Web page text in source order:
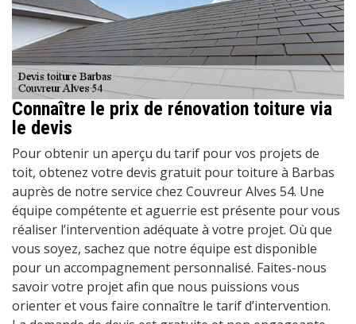
Connaître le prix de rénovation toiture via
le devis
Pour obtenir un aperçu du tarif pour vos projets de
toit, obtenez votre devis gratuit pour toiture à Barbas
auprès de notre service chez Couvreur Alves 54. Une
équipe compétente et aguerrie est présente pour vous
réaliser l’intervention adéquate à votre projet. Où que
vous soyez, sachez que notre équipe est disponible
pour un accompagnement personnalisé. Faites-nous
savoir votre projet afin que nous puissions vous
orienter et vous faire connaître le tarif d’intervention.